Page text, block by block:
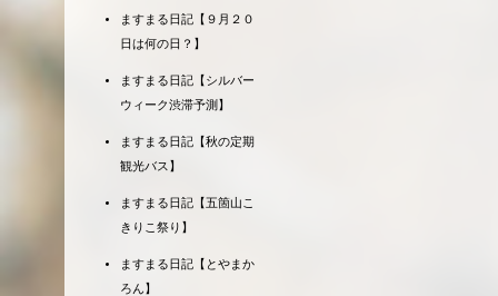
ますまる日記【９月２０
日は何の日？】
ますまる日記【シルバー
ウィーク渋滞予測】
ますまる日記【秋の定期
観光バス】
ますまる日記【五箇山こ
きりこ祭り】
ますまる日記【とやまか
ろん】